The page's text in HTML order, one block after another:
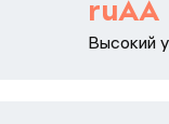
ruAA
Высокий